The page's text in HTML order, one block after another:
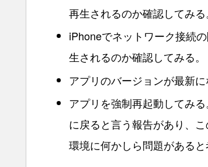
再生されるのか確認してみる
iPhoneでネットワーク接続
生されるのか確認してみる。
アプリのバージョンが最新
アプリを強制再起動してみ
に戻ると言う報告があり、
環境に何かしら問題があると